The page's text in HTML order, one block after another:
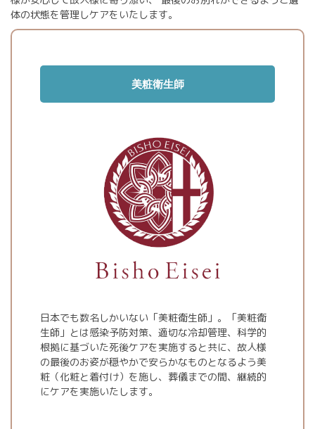
体の状態を管理しケアをいたします。
美粧衛生師
日本でも数名しかいない「美粧衛生師」。「美粧衛
生師」とは感染予防対策、適切な冷却管理、科学的
根拠に基づいた死後ケアを実施すると共に、故人様
の最後のお姿が穏やかで安らかなものとなるよう美
粧（化粧と着付け）を施し、葬儀までの間、継続的
にケアを実施いたします。